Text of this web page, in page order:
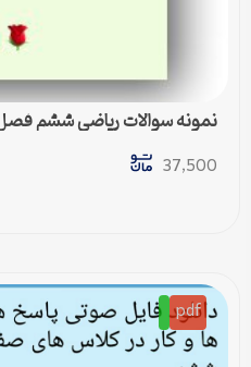
نمونه سوالات ریاضی ششم فصل 3 تا 5
37,500
pdf